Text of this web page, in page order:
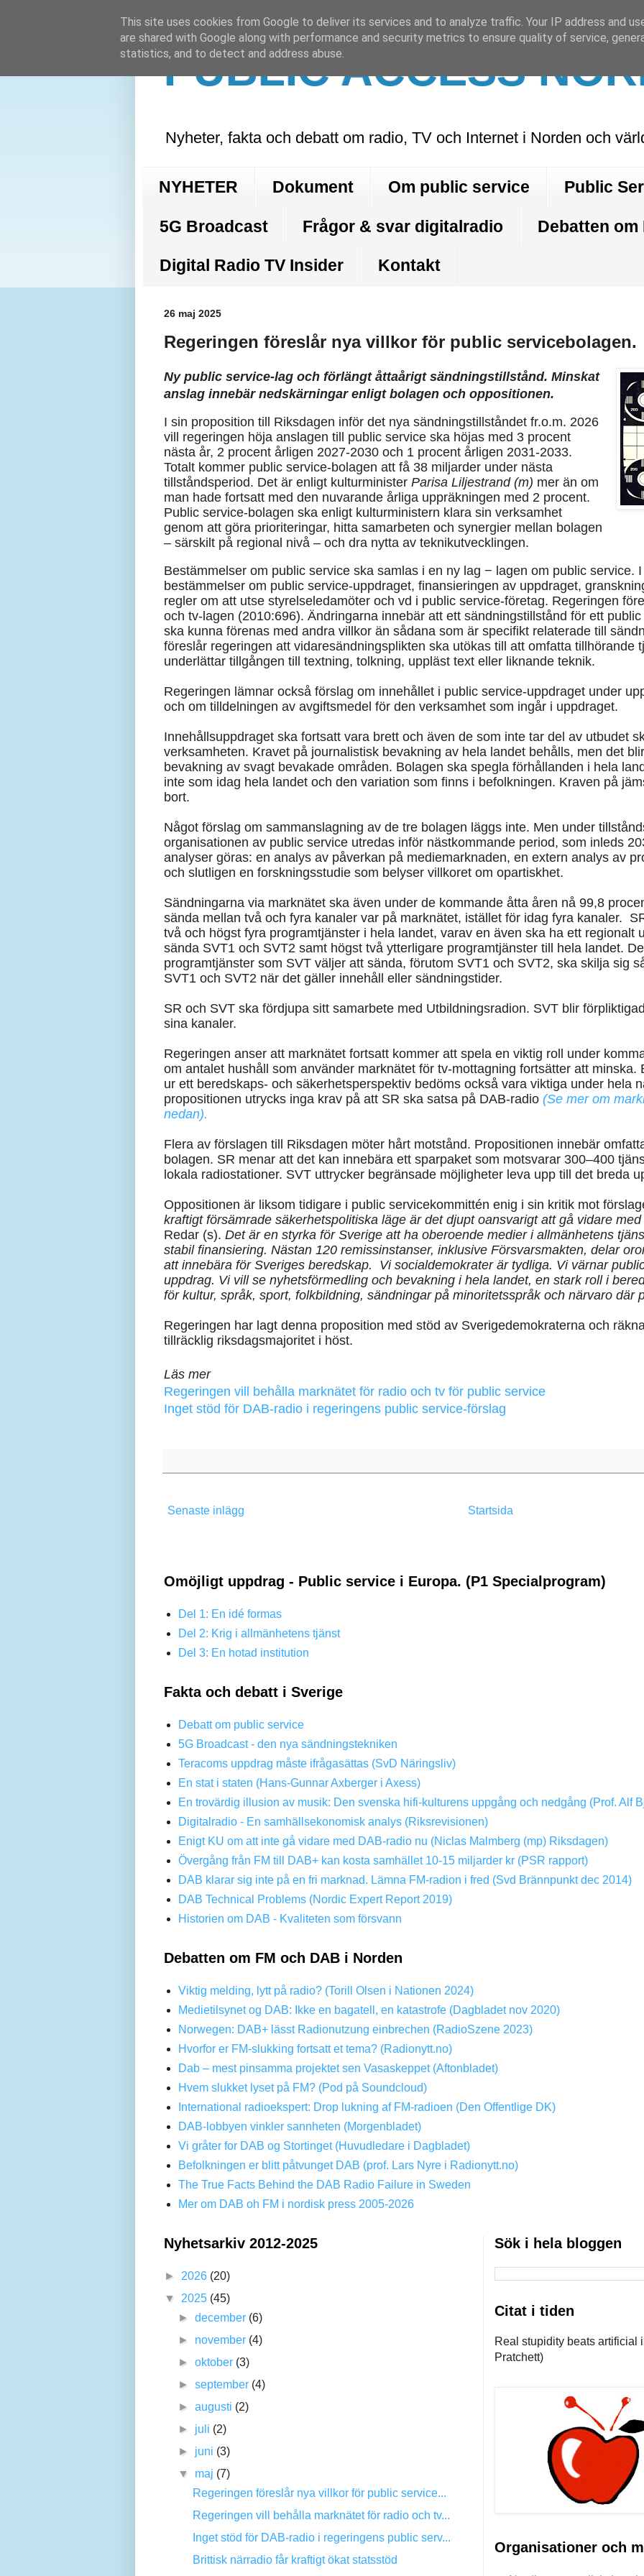
PUBLIC ACCESS
Nyheter, fakta och debatt om radio, TV och Internet i Norden och
NYHETER Dokument Om public service Public
5G Broadcast Frågor & svar digitalradio Debatten om
Digital Radio TV Insider Kontakt
26 maj 2025
Regeringen föreslår nya villkor för public servicebolagen.
Ny public service-lag och förlängt åttaårigt sändningstillstånd. Minskat
anslag innebär nedskärningar enligt bolagen och oppositionen.
I sin proposition till Riksdagen inför det nya sändningstillståndet fr.o.m. 2026
vill regeringen höja anslagen till public service ska höjas med 3 procent
nästa år, 2 procent årligen 2027-2030 och 1 procent årligen 2031-2033.
Totalt kommer public service-bolagen att få 38 miljarder under nästa
tillståndsperiod. Det är enligt kulturminister Parisa Liljestrand (m) mer än om
man hade fortsatt med den nuvarande årliga uppräkningen med 2 procent.
Public service-bolagen ska enligt kulturministern klara sin verksamhet
genom att göra prioriteringar, hitta samarbeten och synergier mellan bolagen
– särskilt på regional nivå – och dra nytta av teknikutvecklingen.
Bestämmelser om public service ska samlas i en ny lag − lagen om public service.
bestämmelser om public service-uppdraget, finansieringen av uppdraget,
regler om att utse styrelseledamöter och vd i public service-företag. Regeringen
och tv-lagen (2010:696). Ändringarna innebär att ett sändningstillstånd för ett
ska kunna förenas med andra villkor än sådana som är specifikt relaterade till
föreslår regeringen att vidaresändningsplikten ska utökas till att omfatta tillhörande
underlättar tillgången till textning, tolkning, uppläst text eller liknande teknik.
Regeringen lämnar också förslag om innehållet i public service-uppdraget under
och om tilldelningen av avgiftsmedel för den verksamhet som ingår i uppdraget.
Innehållsuppdraget ska fortsatt vara brett och även de som inte tar del av utbudet
verksamheten. Kravet på journalistisk bevakning av hela landet behålls, men det
bevakning av svagt bevakade områden. Bolagen ska spegla förhållanden i hela
inte som idag hela landet och den variation som finns i befolkningen. Kraven på
bort.
Något förslag om sammanslagning av de tre bolagen läggs inte. Men under
organisationen av public service utredas inför nästkommande period, som inleds
analyser göras: en analys av påverkan på mediemarknaden, en extern analys av
och slutligen en forskningsstudie som belyser villkoret om opartiskhet.
Sändningarna via marknätet ska även under de kommande åtta åren nå 99,8
sända mellan två och fyra kanaler var på marknätet, istället för idag fyra kanaler.
två och högst fyra programtjänster i hela landet, varav en även ska ha ett regionalt
sända SVT1 och SVT2 samt högst två ytterligare programtjänster till hela landet.
programtjänster som SVT väljer att sända, förutom SVT1 och SVT2, ska skilja sig
SVT1 och SVT2 när det gäller innehåll eller sändningstider.
SR och SVT ska fördjupa sitt samarbete med Utbildningsradion. SVT blir
sina kanaler.
Regeringen anser att marknätet fortsatt kommer att spela en viktig roll under
om antalet hushåll som använder marknätet för tv-mottagning fortsätter att minska.
ur ett beredskaps- och säkerhetsperspektiv bedöms också vara viktiga under hela
propositionen utrycks inga krav på att SR ska satsa på DAB-radio (Se mer om
nedan).
Flera av förslagen till Riksdagen möter hårt motstånd. Propositionen innebär
bolagen. SR menar att det kan innebära ett sparpaket som motsvarar 300–400
lokala radiostationer. SVT uttrycker begränsade möjligheter leva upp till det breda
Oppositionen är liksom tidigare i public servicekommittén enig i sin kritik mot
kraftigt försämrade säkerhetspolitiska läge är det djupt oansvarigt att gå vidare med
Redar (s). Det är en styrka för Sverige att ha oberoende medier i allmänhetens
stabil finansiering. Nästan 120 remissinstanser, inklusive Försvarsmakten, delar
att innebära för Sveriges beredskap. Vi socialdemokrater är tydliga. Vi värnar
uppdrag. Vi vill se nyhetsförmedling och bevakning i hela landet, en stark roll i
för kultur, språk, sport, folkbildning, sändningar på minoritetsspråk och närvaro där
Regeringen har lagt denna proposition med stöd av Sverigedemokraterna och
tillräcklig riksdagsmajoritet i höst.
Läs mer
Regeringen vill behålla marknätet för radio och tv för public service
Inget stöd för DAB-radio i regeringens public service-förslag
Senaste inlägg Startsida
Omöjligt uppdrag - Public service i Europa. (P1 Specialprogram)
Del 1: En idé formas
Del 2: Krig i allmänhetens tjänst
Del 3: En hotad institution
Fakta och debatt i Sverige
Debatt om public service
5G Broadcast - den nya sändningstekniken
Teracoms uppdrag måste ifrågasättas (SvD Näringsliv)
En stat i staten (Hans-Gunnar Axberger i Axess)
En trovärdig illusion av musik: Den svenska hifi-kulturens uppgång och nedgång (Prof. Alf
Digitalradio - En samhällsekonomisk analys (Riksrevisionen)
Enigt KU om att inte gå vidare med DAB-radio nu (Niclas Malmberg (mp) Riksdagen)
Övergång från FM till DAB+ kan kosta samhället 10-15 miljarder kr (PSR rapport)
DAB klarar sig inte på en fri marknad. Lämna FM-radion i fred (Svd Brännpunkt dec 2014)
DAB Technical Problems (Nordic Expert Report 2019)
Historien om DAB - Kvaliteten som försvann
Debatten om FM och DAB i Norden
Viktig melding, lytt på radio? (Torill Olsen i Nationen 2024)
Medietilsynet og DAB: Ikke en bagatell, en katastrofe (Dagbladet nov 2020)
Norwegen: DAB+ lässt Radionutzung einbrechen (RadioSzene 2023)
Hvorfor er FM-slukking fortsatt et tema? (Radionytt.no)
Dab – mest pinsamma projektet sen Vasaskeppet (Aftonbladet)
Hvem slukket lyset på FM? (Pod på Soundcloud)
International radioekspert: Drop lukning af FM-radioen (Den Offentlige DK)
DAB-lobbyen vinkler sannheten (Morgenbladet)
Vi gråter for DAB og Stortinget (Huvudledare i Dagbladet)
Befolkningen er blitt påtvunget DAB (prof. Lars Nyre i Radionytt.no)
The True Facts Behind the DAB Radio Failure in Sweden
Mer om DAB oh FM i nordisk press 2005-2026
Nyhetsarkiv 2012-2025
► 2026 (20)
▼ 2025 (45)
►december (6)
► november (4)
►oktober (3)
►september (4)
►augusti (2)
► juli (2)
► juni (3)
▼ maj (7)
Regeringen föreslår nya villkor för public service...
Regeringen vill behålla marknätet för radio och tv...
Inget stöd för DAB-radio i regeringens public serv...
Brittisk närradio får kraftigt ökat statsstöd
Sök i hela bloggen
Citat i tiden
Real stupidity beats artificial
Pratchett)
Organisationer och
This site uses cookies from Google to deliver its services and to analyze traffic. Your IP address and
are shared with Google along with performance and security metrics to ensure quality of service,
statistics, and to detect and address abuse.